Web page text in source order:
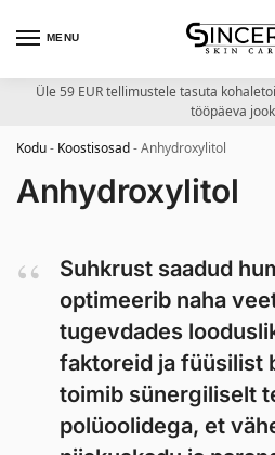
MENU
Üle 59 EUR tellimustele tasuta
tööpäeva
Kodu- Koostisosad-Anhydroxylitol
Anhydroxylitol
Suhkrust saadud
optimeerib naha
tugevdades
faktoreid ja füüsilist
toimib sünergiliselt
polüoolidega, et